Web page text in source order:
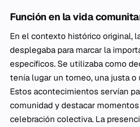
Función en la vida
En el contexto histórico original,
desplegaba para marcar la
específicos. Se utilizaba como
tenía lugar un torneo, una justa o
Estos acontecimientos servían
comunidad y destacar
celebración colectiva. La